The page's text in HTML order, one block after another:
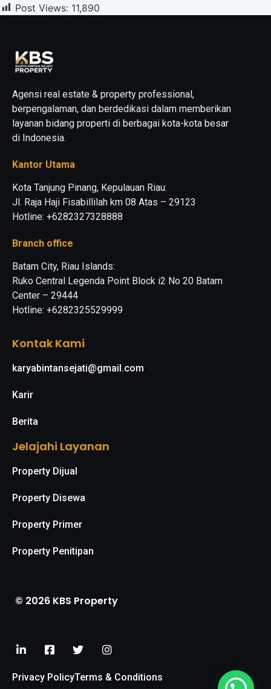
Post Views: 11,890
Agensi real estate & property professional,
berpengalaman, dan berdedikasi dalam memberikan
layanan bidang properti di berbagai kota-kota besar
di Indonesia.
Kantor Utama
Kota Tanjung Pinang, Kepulauan Riau:
Jl. Raja Haji Fisabillilah km 08 Atas – 29123
Hotline: +6282327328888
Branch office
Batam City, Riau Islands:
Ruko Central Legenda Point Block i2 No 20 Batam
Center – 29444
Hotline: +6282325529999
Kontak Kami
karyabintansejati@gmail.com
Karir
Berita
Jelajahi Layanan
Property Dijual
Property Disewa
Property Primer
Property Penitipan
© 2026 KBS Property
Privacy PolicyTerms & Conditions